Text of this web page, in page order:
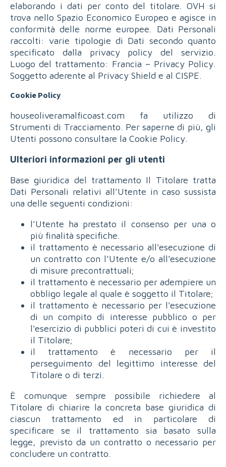
elaborando i dati per conto del titolare. OVH si
trova nello Spazio Economico Europeo e agisce in
conformità delle norme europee. Dati Personali
raccolti: varie tipologie di Dati secondo quanto
specificato dalla privacy policy del servizio.
Luogo del trattamento: Francia – Privacy Policy.
Soggetto aderente al Privacy Shield e al CISPE.
Cookie Policy
houseoliveramalficoast.com fa utilizzo di
Strumenti di Tracciamento. Per saperne di più, gli
Utenti possono consultare la Cookie Policy.
Ulteriori informazioni per gli utenti
Base giuridica del trattamento Il Titolare tratta
Dati Personali relativi all’Utente in caso sussista
una delle seguenti condizioni:
l’Utente ha prestato il consenso per una o
più finalità specifiche.
il trattamento è necessario all'esecuzione di
un contratto con l’Utente e/o all'esecuzione
di misure precontrattuali;
il trattamento è necessario per adempiere un
obbligo legale al quale è soggetto il Titolare;
il trattamento è necessario per l'esecuzione
di un compito di interesse pubblico o per
l'esercizio di pubblici poteri di cui è investito
il Titolare;
il trattamento è necessario per il
perseguimento del legittimo interesse del
Titolare o di terzi.
È comunque sempre possibile richiedere al
Titolare di chiarire la concreta base giuridica di
ciascun trattamento ed in particolare di
specificare se il trattamento sia basato sulla
legge, previsto da un contratto o necessario per
concludere un contratto.